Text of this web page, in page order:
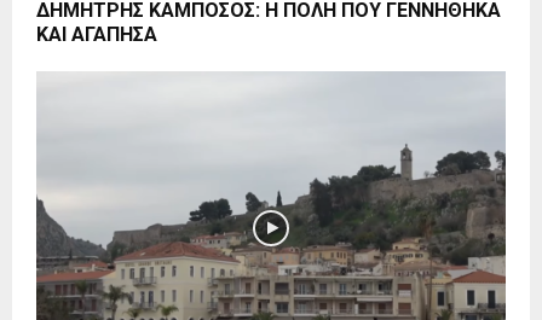
ΔΗΜΗΤΡΗΣ ΚΑΜΠΟΣΟΣ: Η ΠΟΛΗ ΠΟΥ ΓΕΝΝΗΘΗΚΑ
ΚΑΙ ΑΓΑΠΗΣΑ